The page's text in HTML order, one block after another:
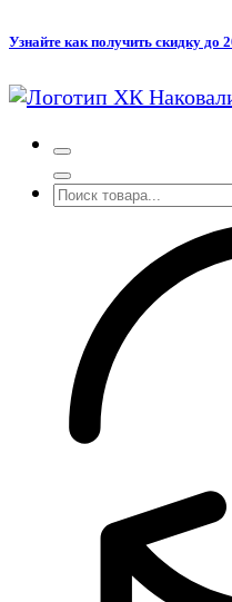
Перейти
содержимому
Узнайте как получить скидку до